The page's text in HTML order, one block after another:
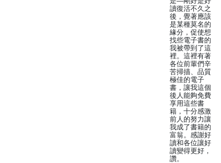
讀復活不久之
後，覺著應該
是某種莫名的
緣分，促使想
找些電子書的
我被帶到了這
裡。這裡有著
各位前輩們辛
苦掃描、品質
極佳的電子
書，讓我這個
後人能夠免費
享用這些書
籍，十分感激
前人的努力讓
我成了書籍的
富翁。感謝好
讀和各位讓好
讀變得更好，
讚。